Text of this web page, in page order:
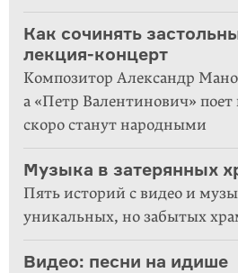
Как сочинять
лекция-концерт
Композитор Александр
а «Петр Валентинович»
скоро станут народными
Музыка в затерянных
Пять историй с видео и
уникальных, но забытых
Видео: песни на идише